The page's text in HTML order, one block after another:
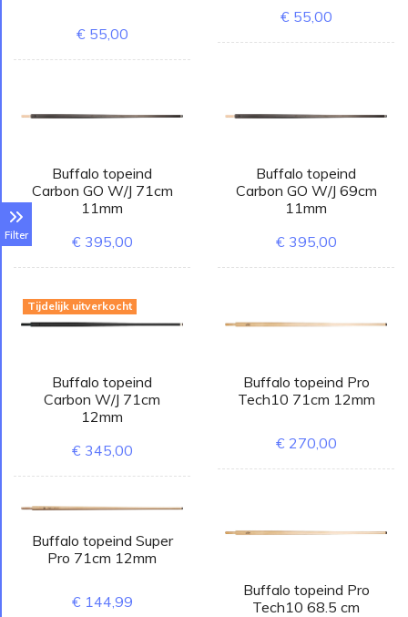
Filter
€ 55,00
€ 55,00
Buffalo topeind
Carbon GO W/J 71cm
11mm
€ 395,00
Buffalo topeind
Carbon GO W/J 69cm
11mm
€ 395,00
Tijdelijk uitverkocht
Buffalo topeind
Carbon W/J 71cm
12mm
€ 345,00
Buffalo topeind Pro
Tech10 71cm 12mm
€ 270,00
Buffalo topeind Super
Pro 71cm 12mm
€ 144,99
Buffalo topeind Pro
Tech10 68.5 cm